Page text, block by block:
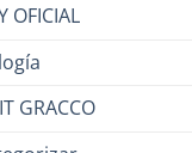
OFICIAL
GRACCO